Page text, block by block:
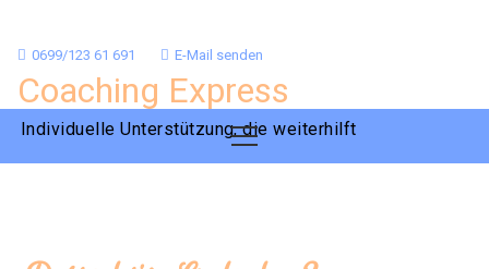
0699/123 61 691 E-Mail senden
Coaching Express
Individuelle Unterstützung, die weiterhilft